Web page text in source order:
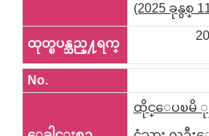
(2025 ခုနွစ္
ထိုင္ေပၿမိ